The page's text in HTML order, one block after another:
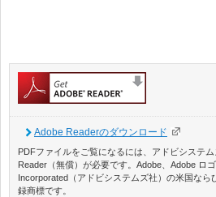
Adobe Readerのダウンロード
PDFファイルをご覧になるには、アドビシステ
Reader（無償）が必要です。Adobe、Adobe ロ
Incorporated（アドビシステムズ社）の米国な
録商標です。